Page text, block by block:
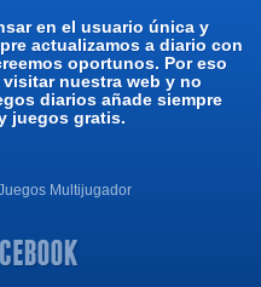
en el usuario única y
actualizamos a diario con
oportunos. Por eso
nuestra web y no
diarios añade siempre
juegos gratis.
Multijugador